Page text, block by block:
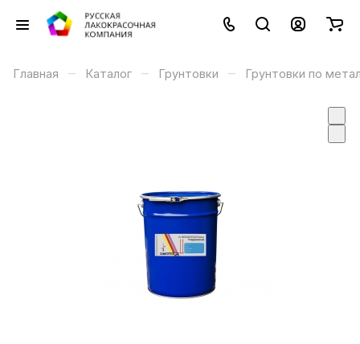
Главная – Каталог – Грунтовки – Грунтовки по